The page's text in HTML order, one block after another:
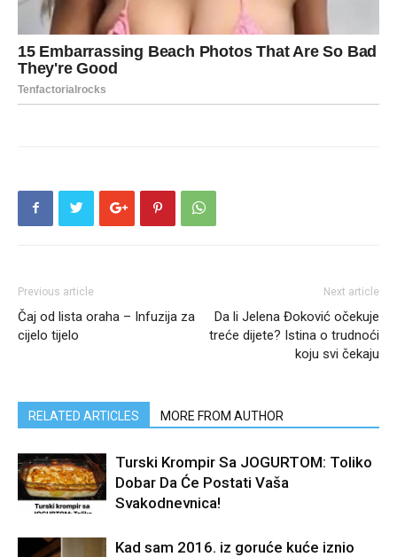
Previous article
Čaj od lista oraha – Infuzija za
cijelo tijelo
Next article
Da li Jelena Đoković očekuje
treće dijete? Istina o trudnoći
koju svi čekaju
RELATED ARTICLES MORE FROM AUTHOR
Turski Krompir Sa JOGURTOM: Toliko
Dobar Da Će Postati Vaša
Svakodnevnica!
Kad sam 2016. iz goruće kuće iznio